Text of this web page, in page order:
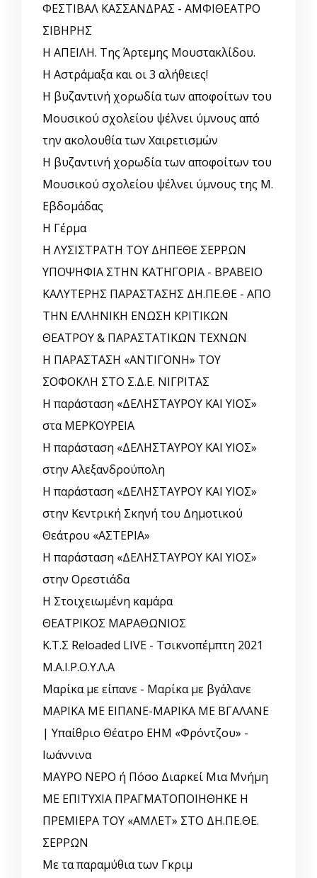
ΦΕΣΤΙΒΑΛ ΚΑΣΣΑΝΔΡΑΣ - ΑΜΦΙΘΕΑΤΡΟ
ΣΙΒΗΡΗΣ
Η ΑΠΕΙΛΗ. Της Άρτεμης Μουστακλίδου.
Η Αστράμαξα και οι 3 αλήθειες!
Η βυζαντινή χορωδία των αποφοίτων του
Μουσικού σχολείου ψέλνει ύμνους από
την ακολουθία των Χαιρετισμών
Η βυζαντινή χορωδία των αποφοίτων του
Μουσικού σχολείου ψέλνει ύμνους της Μ.
Εβδομάδας
Η Γέρμα
Η ΛΥΣΙΣΤΡΑΤΗ ΤΟΥ ΔΗΠΕΘΕ ΣΕΡΡΩΝ
ΥΠΟΨΗΦΙΑ ΣΤΗΝ ΚΑΤΗΓΟΡΙΑ - ΒΡΑΒΕΙΟ
ΚΑΛΥΤΕΡΗΣ ΠΑΡΑΣΤΑΣΗΣ ΔΗ.ΠΕ.ΘΕ - ΑΠΟ
ΤΗΝ ΕΛΛΗΝΙΚΗ ΕΝΩΣΗ ΚΡΙΤΙΚΩΝ
ΘΕΑΤΡΟΥ & ΠΑΡΑΣΤΑΤΙΚΩΝ ΤΕΧΝΩΝ
Η ΠΑΡΑΣΤΑΣΗ «ΑΝΤΙΓΟΝΗ» ΤΟΥ
ΣΟΦΟΚΛΗ ΣΤΟ Σ.Δ.Ε. ΝΙΓΡΙΤΑΣ
Η παράσταση «ΔΕΛΗΣΤΑΥΡΟΥ ΚΑΙ ΥΙΟΣ»
στα ΜΕΡΚΟΥΡΕΙΑ
Η παράσταση «ΔΕΛΗΣΤΑΥΡΟΥ ΚΑΙ ΥΙΟΣ»
στην Αλεξανδρούπολη
Η παράσταση «ΔΕΛΗΣΤΑΥΡΟΥ ΚΑΙ ΥΙΟΣ»
στην Κεντρική Σκηνή του Δημοτικού
Θεάτρου «ΑΣΤΕΡΙΑ»
Η παράσταση «ΔΕΛΗΣΤΑΥΡΟΥ ΚΑΙ ΥΙΟΣ»
στην Ορεστιάδα
Η Στοιχειωμένη καμάρα
ΘΕΑΤΡΙΚΟΣ ΜΑΡΑΘΩΝΙΟΣ
Κ.Τ.Σ Reloaded LIVE - Τσικνοπέμπτη 2021
Μ.Α.Ι.Ρ.Ο.Υ.Λ.Α
Μαρίκα με είπανε - Μαρίκα με βγάλανε
ΜΑΡΙΚΑ ΜΕ ΕΙΠΑΝΕ-ΜΑΡΙΚΑ ΜΕ ΒΓΑΛΑΝΕ
| Υπαίθριο Θέατρο ΕΗΜ «Φρόντζου» -
Ιωάννινα
ΜΑΥΡΟ ΝΕΡΟ ή Πόσο Διαρκεί Μια Μνήμη
ΜΕ ΕΠΙΤΥΧΙΑ ΠΡΑΓΜΑΤΟΠΟΙΗΘΗΚΕ Η
ΠΡΕΜΙΕΡΑ ΤΟΥ «ΑΜΛΕΤ» ΣΤΟ ΔΗ.ΠΕ.ΘΕ.
ΣΕΡΡΩΝ
Με τα παραμύθια των Γκριμ